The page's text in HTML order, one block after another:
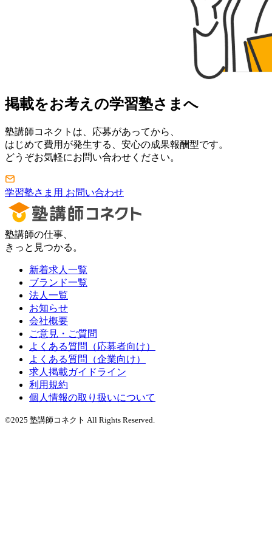
掲載をお考えの学習塾さまへ
塾講師コネクトは、応募があってから、
はじめて費用が発生する、安心の成果報酬型です。
どうぞお気軽にお問い合わせください。
学習塾さま用 お問い合わせ
塾講師の仕事、
きっと見つかる。
新着求人一覧
ブランド一覧
法人一覧
お知らせ
会社概要
ご意見・ご質問
よくある質問（応募者向け）
よくある質問（企業向け）
求人掲載ガイドライン
利用規約
個人情報の取り扱いについて
©2025 塾講師コネクト All Rights Reserved.